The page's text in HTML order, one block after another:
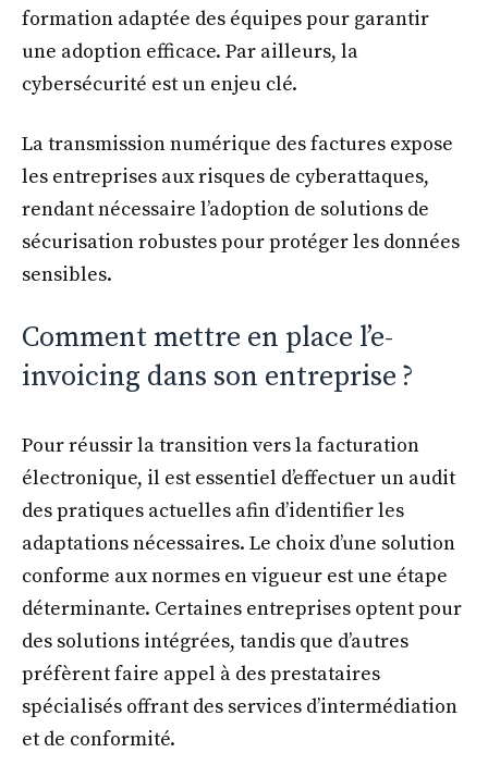
formation adaptée des équipes pour garantir
une adoption efficace. Par ailleurs, la
cybersécurité est un enjeu clé.
La transmission numérique des factures expose
les entreprises aux risques de cyberattaques,
rendant nécessaire l’adoption de solutions de
sécurisation robustes pour protéger les données
sensibles.
Comment mettre en place l’e-
invoicing dans son entreprise ?
Pour réussir la transition vers la facturation
électronique, il est essentiel d’effectuer un audit
des pratiques actuelles afin d’identifier les
adaptations nécessaires. Le choix d’une solution
conforme aux normes en vigueur est une étape
déterminante. Certaines entreprises optent pour
des solutions intégrées, tandis que d’autres
préfèrent faire appel à des prestataires
spécialisés offrant des services d’intermédiation
et de conformité.